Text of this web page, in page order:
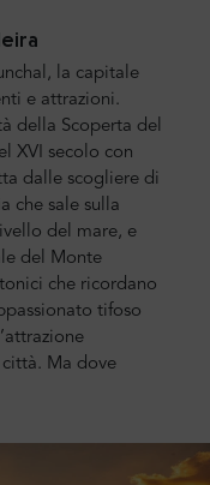
la capitale
e attrazioni.
della Scoperta del
XVI secolo con
dalle scogliere di
che sale sulla
del mare, e
del Monte
che ricordano
tifoso
Ma dove